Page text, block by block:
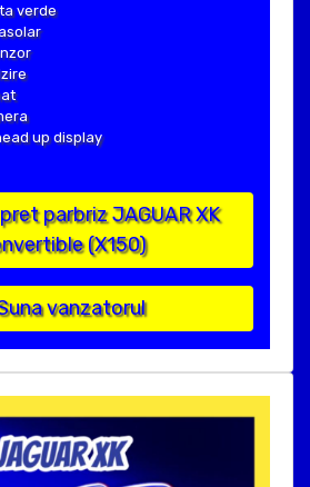
verde
up display
parbriz JAGUAR XK
(X150)
vanzatorul